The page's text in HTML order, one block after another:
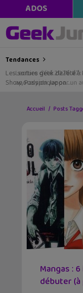
ADOS
Tendances
Les sorties geek de l’été
Show, Passion Japon…
Accueil Posts
Mangas :
débuter (à